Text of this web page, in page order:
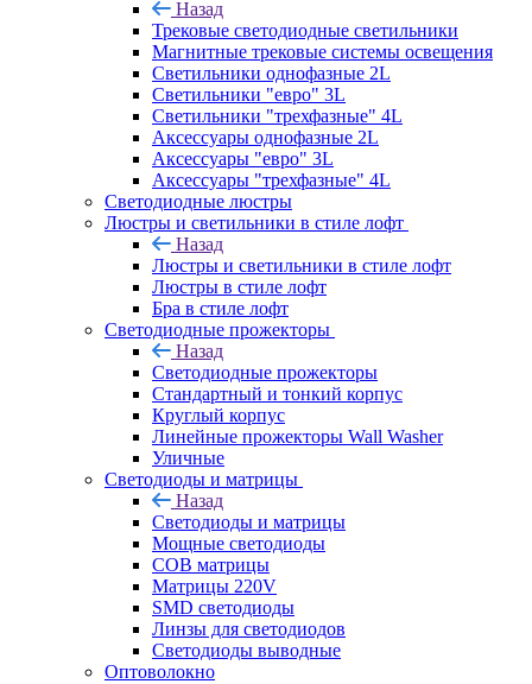
Назад
Трековые светодиодные светильники
Магнитные трековые системы освещения
Светильники однофазные 2L
Светильники "евро" 3L
Светильники "трехфазные" 4L
Аксессуары однофазные 2L
Аксессуары "евро" 3L
Аксессуары "трехфазные" 4L
Светодиодные люстры
Люстры и светильники в стиле лофт
Назад
Люстры и светильники в стиле лофт
Люстры в стиле лофт
Бра в стиле лофт
Светодиодные прожекторы
Назад
Светодиодные прожекторы
Стандартный и тонкий корпус
Круглый корпус
Линейные прожекторы Wall Washer
Уличные
Светодиоды и матрицы
Назад
Светодиоды и матрицы
Мощные светодиоды
COB матрицы
Матрицы 220V
SMD светодиоды
Линзы для светодиодов
Светодиоды выводные
Оптоволокно